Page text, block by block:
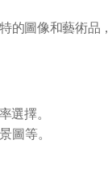
的圖像和藝術品，
選擇。
圖等。